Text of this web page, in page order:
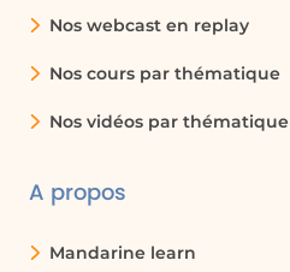
Nos webcast en replay
Nos cours par thématique
Nos vidéos par thématique
A propos
Mandarine learn